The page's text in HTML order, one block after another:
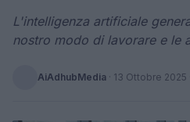
L'intelligenza artificiale
nostro modo di lavorare e le
AiAdhubMedia · 13 Ottobre 2025